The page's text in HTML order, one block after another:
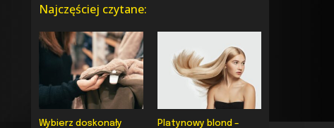
Najczęściej czytane:
Wybierz doskonały
Platynowy blond –